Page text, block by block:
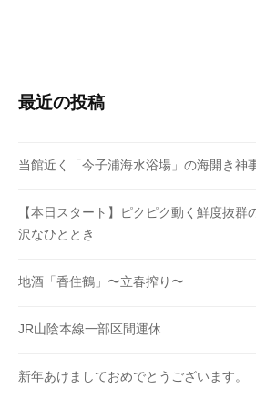
最近の投稿
当館近く「今子浦海水浴場」の海開き神
【本日スタート】ピクピク動く鮮度抜群
沢なひととき
地酒「香住鶴」〜立春搾り〜
JR山陰本線一部区間運休
新年あけましておめでとうございます。